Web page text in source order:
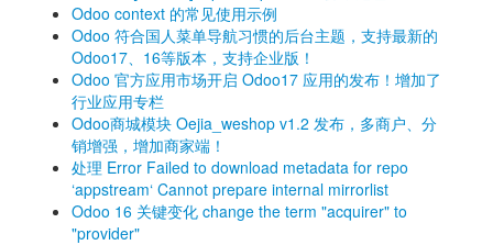
Odoo context 的常见使用示例
Odoo 符合国人菜单导航习惯的后台主题，支持最新的
Odoo17、16等版本，支持企业版！
Odoo 官方应用市场开启 Odoo17 应用的发布！增加了
行业应用专栏
Odoo商城模块 Oejia_weshop v1.2 发布，多商户、分
销增强，增加商家端！
处理 Error Failed to download metadata for repo
‘appstream‘ Cannot prepare internal mirrorlist
Odoo 16 关键变化 change the term "acquirer" to
"provider"